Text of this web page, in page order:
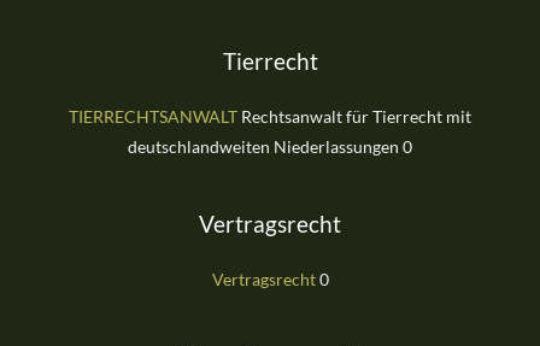
Tierrecht
TIERRECHTSANWALT Rechtsanwalt für Tierrecht mit
deutschlandweiten Niederlassungen 0
Vertragsrecht
Vertragsrecht0